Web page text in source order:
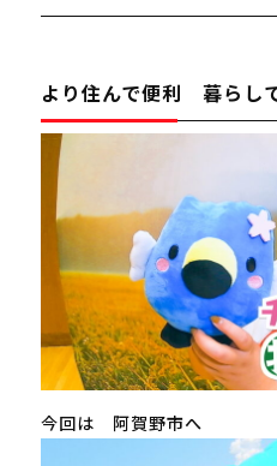
より住んで便利 暮らし
今回は 阿賀野市へ